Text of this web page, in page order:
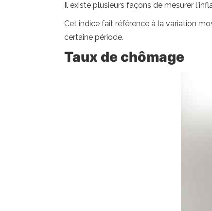
Il existe plusieurs façons de mesurer
Cet indice fait référence à la variation
certaine période.
Taux de chômage